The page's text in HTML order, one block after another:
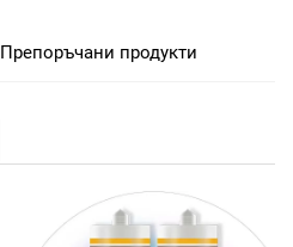
Препоръчани продукти